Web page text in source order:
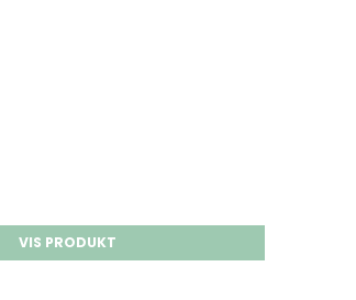
VIS PRODUKT